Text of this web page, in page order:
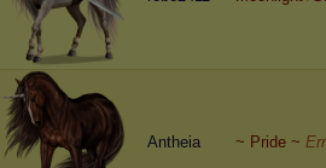
Antheia ~ Pride ~